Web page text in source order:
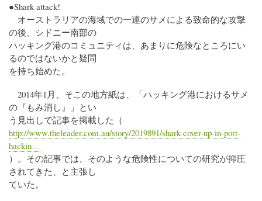
●Shark attack!
オーストラリアの海域での一連のサメによる致命的な攻撃
の後、シドニー南部の
ハッキング港のコミュニティは、あまりに危険なところにい
るのではないかと疑問
を持ち始めた。
2014年1月、そこの地方紙は、「ハッキング港におけるサメ
の『もみ消し』」とい
う見出しで記事を掲載した（
http://www.theleader.com.au/story/2019891/shark-cover-up-in-port-
hackin…
）。その記事では、そのような危険性についての研究が抑圧
されてきた、と主張し
ていた。